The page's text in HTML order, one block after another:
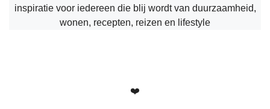
inspiratie voor iedereen die blij wordt van duurzaamheid,
wonen, recepten, reizen en lifestyle
❤️